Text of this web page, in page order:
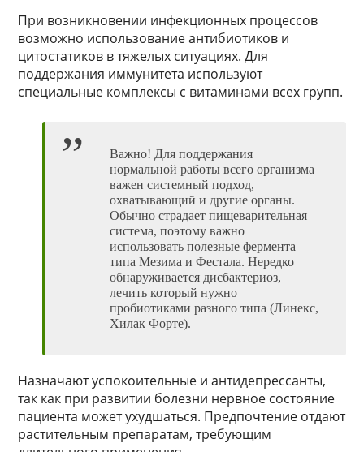
При возникновении инфекционных процессов
возможно использование антибиотиков и
цитостатиков в тяжелых ситуациях. Для
поддержания иммунитета используют
специальные комплексы с витаминами всех групп.
Важно! Для поддержания
нормальной работы всего организма
важен системный подход,
охватывающий и другие органы.
Обычно страдает пищеварительная
система, поэтому важно
использовать полезные фермента
типа Мезима и Фестала. Нередко
обнаруживается дисбактериоз,
лечить который нужно
пробиотиками разного типа (Линекс,
Хилак Форте).
Назначают успокоительные и антидепрессанты,
так как при развитии болезни нервное состояние
пациента может ухудшаться. Предпочтение отдают
растительным препаратам, требующим